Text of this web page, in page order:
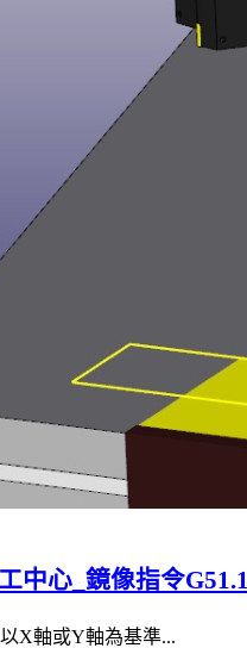
中心_鏡像指令G51.1
X軸或Y軸為基準...